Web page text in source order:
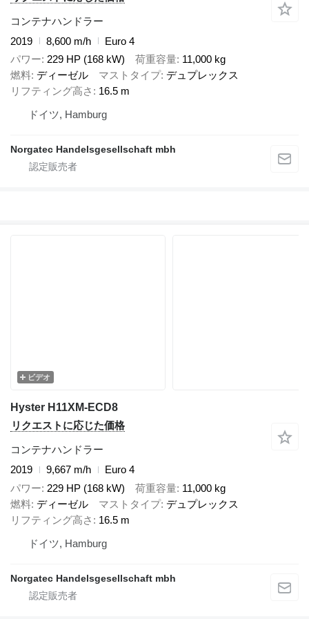
コンテナハンドラー
2019
8,600 m/h
Euro 4
パワー 229 HP (168 kW) 荷重容量 11,000 kg
燃料 ディーゼル マストタイプ デュプレックス
リフティング高さ
16.5 m
ドイツ, Hamburg
Norgatec Handelsgesellschaft mbh
ビデオ
Hyster H11XM-ECD8
リクエストに応じた価格
コンテナハンドラー
2019
9,667 m/h
Euro 4
パワー 229 HP (168 kW) 荷重容量 11,000 kg
燃料 ディーゼル マストタイプ デュプレックス
リフティング高さ
16.5 m
ドイツ, Hamburg
Norgatec Handelsgesellschaft mbh